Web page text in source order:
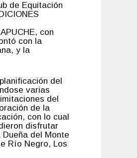
de Equitación
con
con la
y la
del
varias
del
de la
con lo cual
disfrutar
del Monte
Río Negro, Los